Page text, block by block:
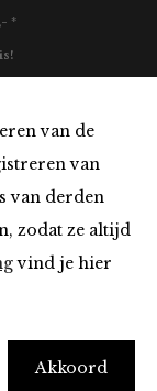
van de
van
van derden
zodat ze altijd
vind je hier
Akkoord
*
Rokken